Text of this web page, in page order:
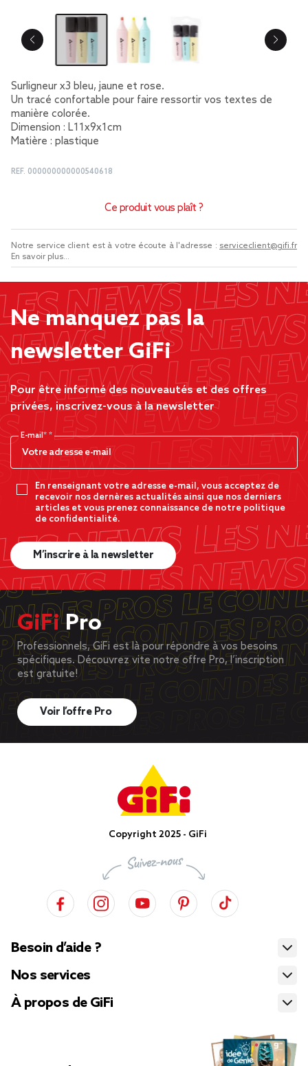
Surligneur x3 bleu, jaune et rose.
Un tracé confortable pour faire ressortir vos textes de
manière colorée.
Dimension : L11x9x1cm
Matière : plastique
REF. 000000000000540618
Ce produit vous plaît ?
Notre service client est à votre écoute à l'adresse : serviceclient@gifi.fr
En savoir plus...
Ne manquez pas la
newsletter GiFi
Pour être informé des nouveautés et des offres
privées, inscrivez-vous à la newsletter
E-mail*
En renseignant votre adresse e-mail, vous acceptez de
recevoir nos dernères actualités ainsi que nos derniers
articles et vous prenez connaissance de notre politique
de confidentialité.
M’inscrire à la newsletter
GiFiPro
Professionnels, GiFi est là pour répondre à vos besoins
spécifiques. Découvrez vite notre offre Pro, l’inscription
est gratuite!
Voir l’offre Pro
Copyright 2025 - GiFi
Besoin d’aide ?
Nos services
À propos de GiFi